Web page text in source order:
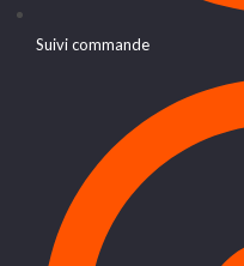
Suivi commande